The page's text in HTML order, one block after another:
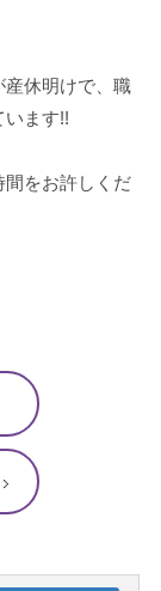
休明けで、職
います!!
間をお許しくだ